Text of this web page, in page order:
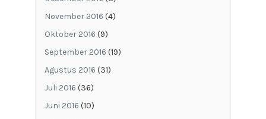
November 2016 (4)
Oktober 2016 (9)
September 2016 (19)
Agustus 2016 (31)
Juli 2016 (36)
Juni 2016 (10)